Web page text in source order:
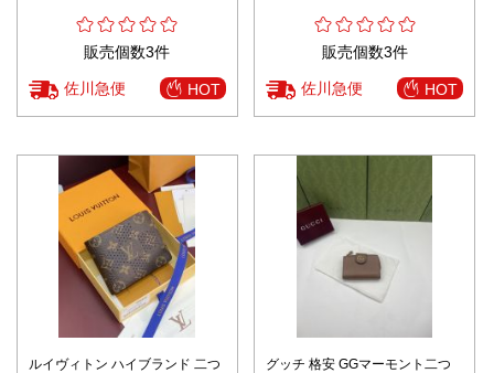
販売個数3件
佐川急便 HOT
販売個数3件
佐川急便 HOT
ルイヴィトン ハイブランド 二つ
グッチ 格安 GGマーモント二つ